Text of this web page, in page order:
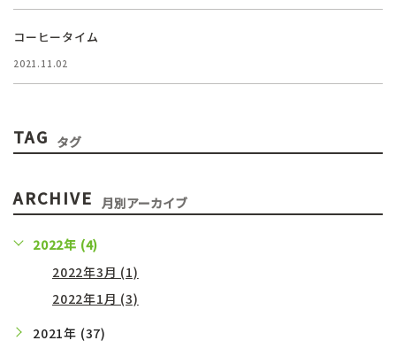
コーヒータイム
2021.11.02
TAG タグ
ARCHIVE 月別アーカイブ
2022年 (4)
2022年3月 (1)
2022年1月 (3)
2021年 (37)